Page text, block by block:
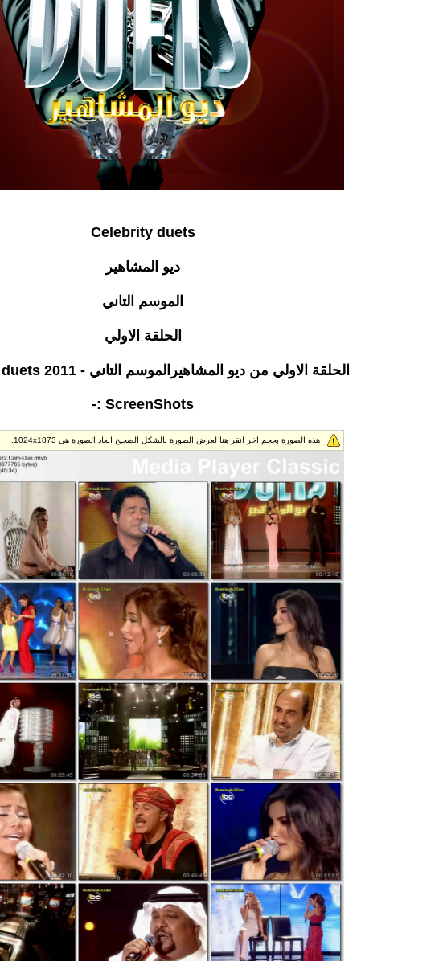
Celebrity duets
ديو المشاهير
الموسم التاني
الحلقة الاولي
الحلقة الاولي من ديو المشاهيرالموسم التاني - 2011 Celebrity duets
ScreenShots :-
هذه الصورة بحجم اخر انقر هنا لعرض الصورة بالشكل الصحيح ابعاد الصورة هي 1024x1873.